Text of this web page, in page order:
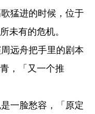
猛进的时候，位于
未有的危机。
远舟把手里的剧本
，「又一个推
一脸愁容，「原定